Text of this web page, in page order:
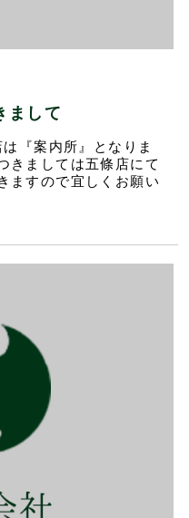
まして
『案内所』となりま
きましては五條店にて
ますので宜しくお願い